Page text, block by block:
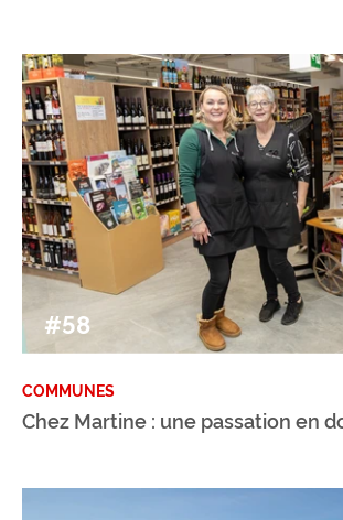
#58
COMMUNES
Chez Martine : une passation en